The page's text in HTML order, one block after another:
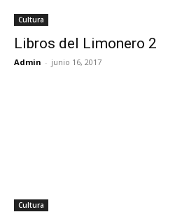
Cultura
Libros del Limonero 2
Admin - junio 16, 2017
Cultura